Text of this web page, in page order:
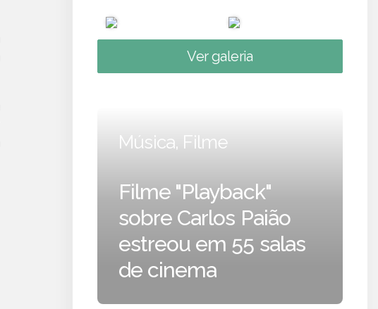
Ver galeria
Música, Filme
Filme "Playback"
sobre Carlos Paião
estreou em 55 salas
de cinema